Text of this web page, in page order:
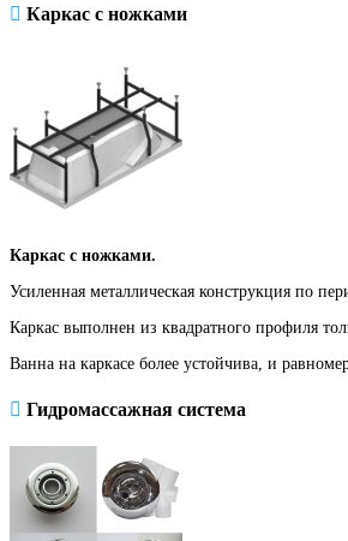
Каркас с ножками
Каркас с ножками.
Усиленная металлическая конструкция по
Каркас выполнен из квадратного профиля
Ванна на каркасе более устойчива, и
Гидромассажная система